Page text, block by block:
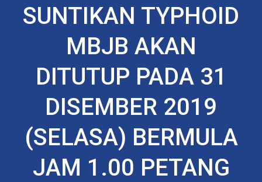
SUNTIKAN TYPHOID
MBJB AKAN
DITUTUP PADA 31
DISEMBER 2019
(SELASA) BERMULA
JAM 1.00 PETANG